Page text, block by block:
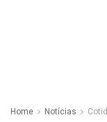
Home Notícias